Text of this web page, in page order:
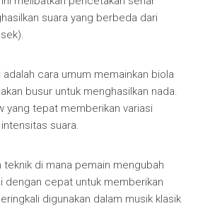
suara yang berbeda dari
adalah cara umum memainkan biola
busur untuk menghasilkan nada.
yang tepat memberikan variasi
suara.
teknik di mana pemain mengubah
dengan cepat untuk memberikan
digunakan dalam musik klasik